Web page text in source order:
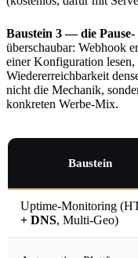
Baustein 3 — die
überschaubar: Webhook
einer Konfiguration
Wiedererreichbarkeit
nicht die Mechanik,
konkreten Werbe-Mix.
Baustein
Uptime-Monitoring
+ DNS, Multi-Geo)